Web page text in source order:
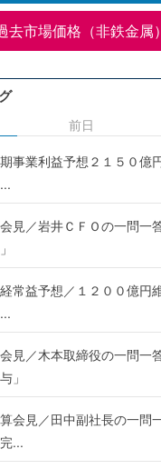
去市場価格（非鉄金属）
事業利益予想２１５０億
見／岩井ＣＦＯの一問一
常益予想／１２００億円
見／木本取締役の一問一
」
会見／田中副社長の一問
...
前日